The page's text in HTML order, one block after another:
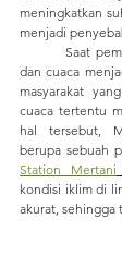
meningkatkan
menjadi
dan cuaca
masyarakat
cuaca tertentu
hal tersebut,
berupa sebuah
Station Mertani
kondisi iklim di
akurat, sehingga